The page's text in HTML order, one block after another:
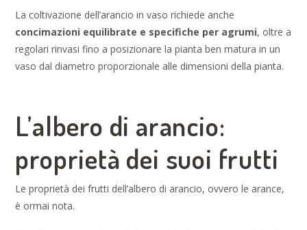
La coltivazione dell’arancio in vaso richiede anche
concimazioni equilibrate e specifiche per agrumi, oltre a
regolari rinvasi fino a posizionare la pianta ben matura in un
vaso dal diametro proporzionale alle dimensioni della pianta.
L’albero di arancio:
proprietà dei suoi frutti
Le proprietà dei frutti dell’albero di arancio, ovvero le arance,
è ormai nota.